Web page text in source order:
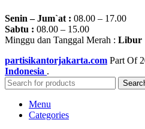
Senin – Jum`at : 08.00 – 17.00
Sabtu : 08.00 – 15.00
Minggu dan Tanggal Merah : Libur
partisikantorjakarta.com Part Of
Indonesia .
Menu
Categories